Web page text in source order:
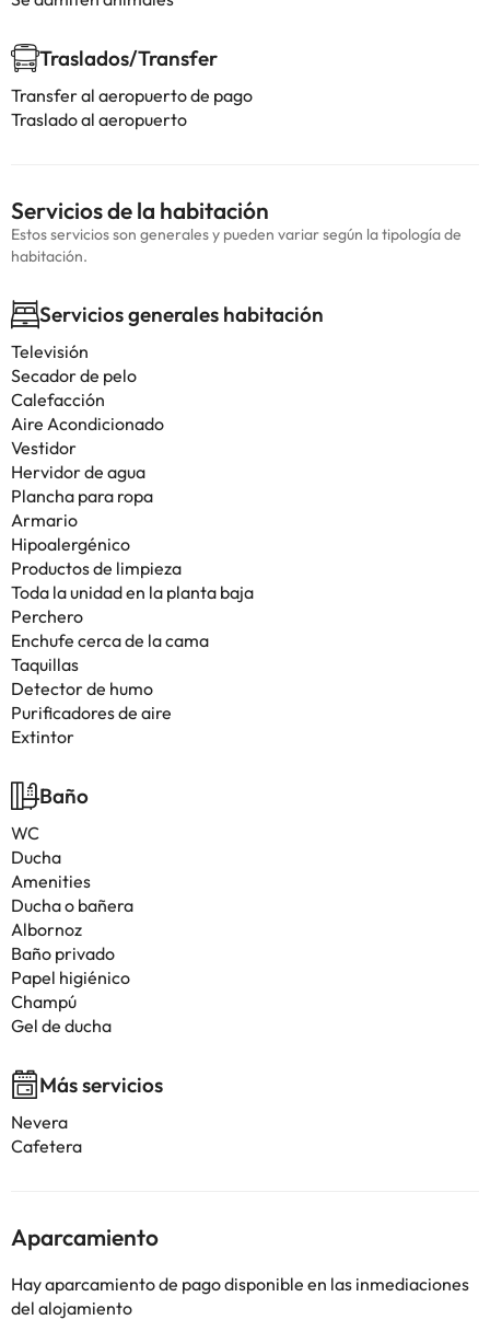
Traslados/Transfer
Transfer al aeropuerto de pago
Traslado al aeropuerto
Servicios de la habitación
Estos servicios son generales y pueden variar según la tipología de
habitación.
Servicios generales habitación
Televisión
Secador de pelo
Calefacción
Aire Acondicionado
Vestidor
Hervidor de agua
Plancha para ropa
Armario
Hipoalergénico
Productos de limpieza
Toda la unidad en la planta baja
Perchero
Enchufe cerca de la cama
Taquillas
Detector de humo
Purificadores de aire
Extintor
Baño
WC
Ducha
Amenities
Ducha o bañera
Albornoz
Baño privado
Papel higiénico
Champú
Gel de ducha
Más servicios
Nevera
Cafetera
Aparcamiento
Hay aparcamiento de pago disponible en las inmediaciones
del alojamiento